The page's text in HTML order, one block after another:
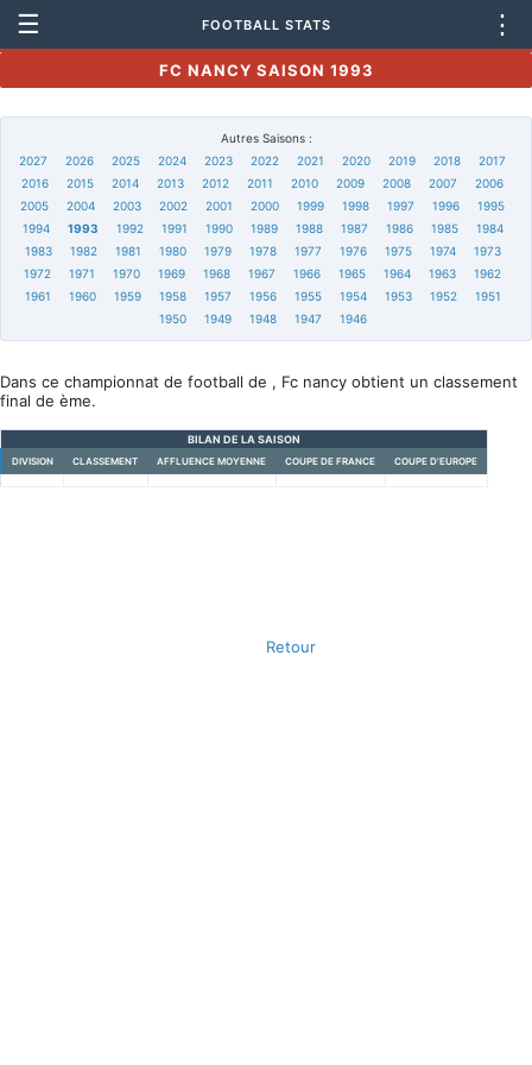
☰ FOOTBALL STATS ⋮
FC NANCY SAISON 1993
Autres Saisons :
2027
2026 2025 2024 2023 2022 2021 2020 2019 2018
2017
2016
2015 2014 2013 2012 2011 2010 2009 2008 2007
2006
2005
2004 2003 2002 2001 2000 1999 1998 1997 1996
1995
1994
1993 1992 1991 1990 1989 1988 1987 1986 1985
1984
1983
1982 1981 1980 1979 1978 1977 1976 1975 1974
1973
1972
1971 1970 1969 1968 1967 1966 1965 1964 1963
1962
1961
1960 1959 1958 1957 1956 1955 1954 1953 1952
1951
1950
1949 1948 1947 1946
Dans ce championnat de football de , Fc nancy obtient un classement
final de ème.
BILAN DE LA SAISON
DIVISION CLASSEMENT AFFLUENCE MOYENNE COUPE DE FRANCE COUPE D'EUROPE
Retour